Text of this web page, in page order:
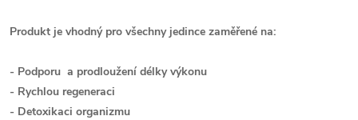
Produkt je vhodný pro všechny jedince zaměřené na:
- Podporu a prodloužení délky výkonu
- Rychlou regeneraci
- Detoxikaci organizmu